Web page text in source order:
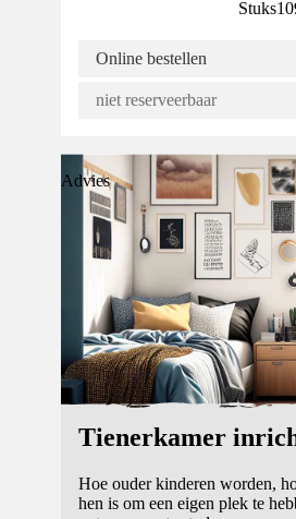
Stuks
Online bestellen
niet reserveerbaar
Advies
Tienerkamer
Hoe ouder kinderen worden,
hen is om een ​​eigen plek te